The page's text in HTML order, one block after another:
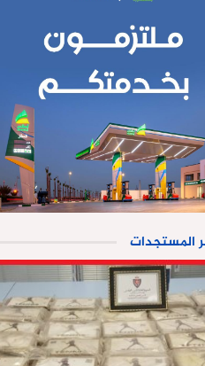
المستجدات